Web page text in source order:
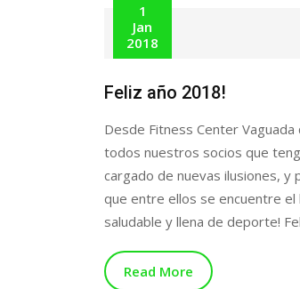
1
Jan
2018
Feliz año 2018!
Desde Fitness Center
todos nuestros socios que
cargado de nuevas ilusiones,
que entre ellos se encuentre el
saludable y llena de deporte!
Read More